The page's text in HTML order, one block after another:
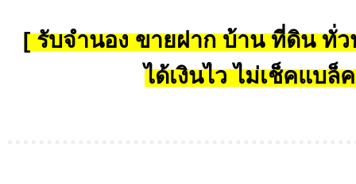
[ รับจำนอง ขายฝาก บ้าน ที่ดิน ทั่ว
ได้เงินไว ไม่เช็คแบล็